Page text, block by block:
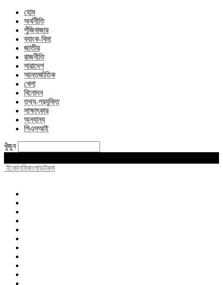
হোম
অর্থনীতি
পুঁজিবাজার
ব্যাংক-বিমা
জাতীয়
রাজনীতি
সারাদেশ
আন্তর্জাতিক
খেলা
বিনোদন
তথ্য-প্রযুক্তি
সাক্ষাৎকার
অন্যান্য
পিএসআই
খুঁজুন
ইকোনমিবাংলাডটকম